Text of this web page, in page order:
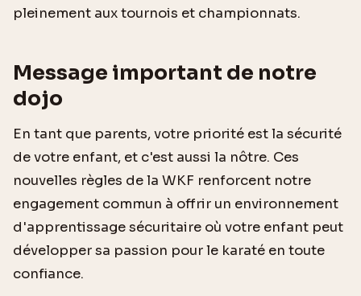
pleinement aux tournois et championnats.
Message important de notre
dojo
En tant que parents, votre priorité est la sécurité
de votre enfant, et c'est aussi la nôtre. Ces
nouvelles règles de la WKF renforcent notre
engagement commun à offrir un environnement
d'apprentissage sécuritaire où votre enfant peut
développer sa passion pour le karaté en toute
confiance.